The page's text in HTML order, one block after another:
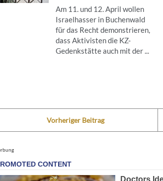
Am 11. und 12. April wollen
Israelhasser in Buchenwald
für das Recht demonstrieren,
dass Aktivisten die KZ-
Gedenkstätte auch mit der ...
Vorheriger Beitrag